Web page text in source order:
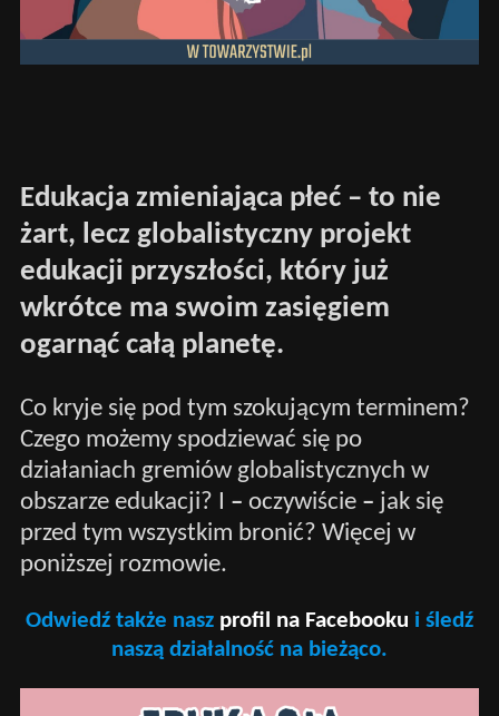
Edukacja zmieniająca płeć – to nie
żart, lecz globalistyczny projekt
edukacji przyszłości, który już
wkrótce ma swoim zasięgiem
ogarnąć całą planetę.
Co kryje się pod tym szokującym terminem?
Czego możemy spodziewać się po
działaniach gremiów globalistycznych w
obszarze edukacji? I – oczywiście – jak się
przed tym wszystkim bronić? Więcej w
poniższej rozmowie.
Odwiedź także nasz profil na Facebooku i śledź
naszą działalność na bieżąco.